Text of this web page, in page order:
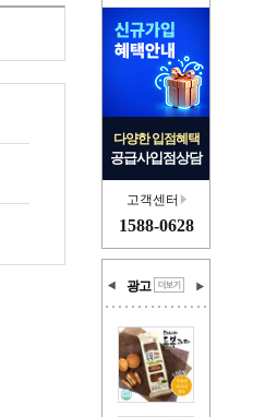
다양한 입점혜택
공급사입점상담
고객센터
1588-0628
광고